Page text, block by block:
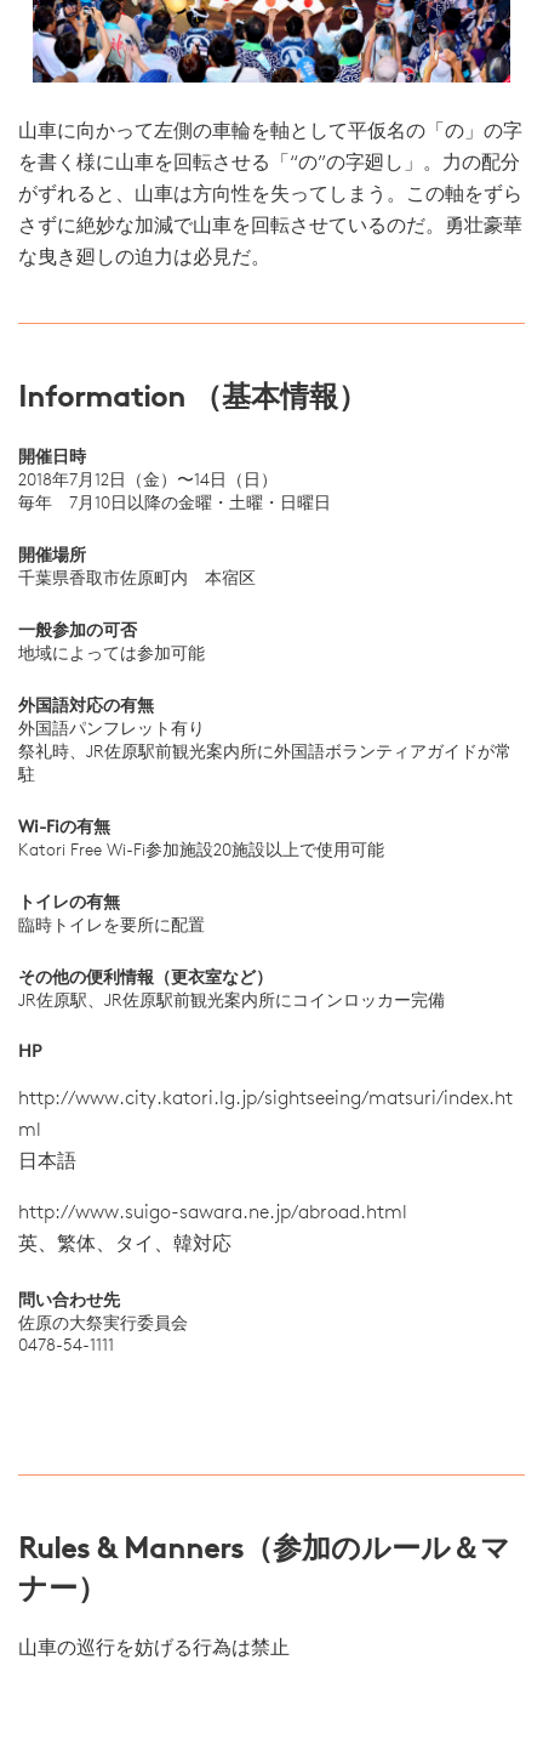
山車に向かって左側の車輪を軸として平仮名の「の」の字
を書く様に山車を回転させる「“の”の字廻し」。力の配分
がずれると、山車は方向性を失ってしまう。この軸をずら
さずに絶妙な加減で山車を回転させているのだ。勇壮豪華
な曳き廻しの迫力は必見だ。
Information （基本情報）
開催日時
2018年7月12日（金）〜14日（日）
毎年 7月10日以降の金曜・土曜・日曜日
開催場所
千葉県香取市佐原町内 本宿区
一般参加の可否
地域によっては参加可能
外国語対応の有無
外国語パンフレット有り
祭礼時、JR佐原駅前観光案内所に外国語ボランティアガイドが常
駐
Wi-Fiの有無
Katori Free Wi-Fi参加施設20施設以上で使用可能
トイレの有無
臨時トイレを要所に配置
その他の便利情報（更衣室など）
JR佐原駅、JR佐原駅前観光案内所にコインロッカー完備
HP
http://www.city.katori.lg.jp/sightseeing/matsuri/index.ht
ml
日本語
http://www.suigo-sawara.ne.jp/abroad.html
英、繁体、タイ、韓対応
問い合わせ先
佐原の大祭実行委員会
0478-54-1111
Rules & Manners（参加のルール＆マ
ナー）
山車の巡行を妨げる行為は禁止